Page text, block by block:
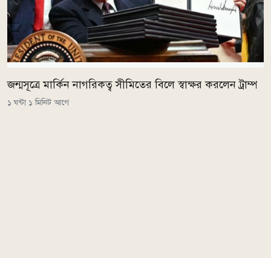
জন্মসূত্রে মার্কিন নাগরিকত্ব সীমিতের বিলে স্বাক্ষর করলেন ট্রাম্প
১ ঘন্টা ১ মিনিট আগে